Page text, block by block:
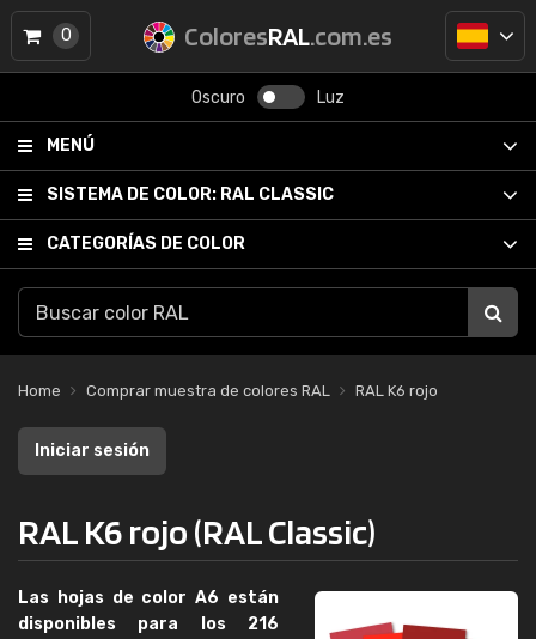
ColoresRAL.com.es
Oscuro Luz
MENÚ
SISTEMA DE COLOR: RAL CLASSIC
CATEGORÍAS DE COLOR
0
Home Comprar muestra de colores RAL RAL K6 rojo
Iniciar sesión
RAL K6 rojo (RAL Classic)
Las hojas de color A6 están
disponibles para los 216